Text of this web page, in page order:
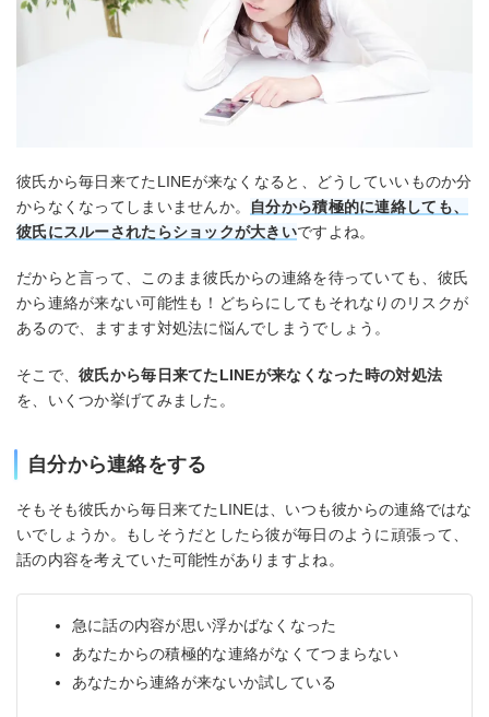
彼氏から毎日来てたLINEが来なくなると、どうしていいものか分
からなくなってしまいませんか。
自分から積極的に連絡しても、
彼氏にスルーされたらショックが大きいですよね。
だからと言って、このまま彼氏からの連絡を待っていても、彼氏
から連絡が来ない可能性も！どちらにしてもそれなりのリスクが
あるので、ますます対処法に悩んでしまうでしょう。
そこで、彼氏から毎日来てたLINEが来なくなった時の対処法
を、いくつか挙げてみました。
自分から連絡をする
そもそも彼氏から毎日来てたLINEは、いつも彼からの連絡ではな
いでしょうか。もしそうだとしたら彼が毎日のように頑張って、
話の内容を考えていた可能性がありますよね。
急に話の内容が思い浮かばなくなった
あなたからの積極的な連絡がなくてつまらない
あなたから連絡が来ないか試している